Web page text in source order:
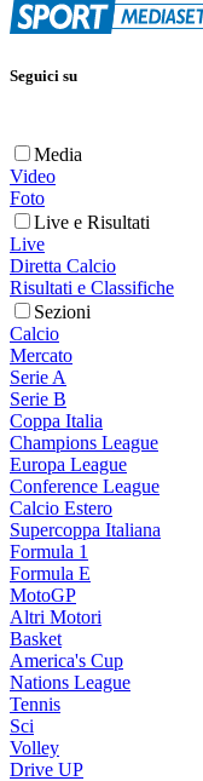
Seguici su
Media
Video
Foto
Live e Risultati
Live
Diretta Calcio
Risultati e Classifiche
Sezioni
Calcio
Mercato
Serie A
Serie B
Coppa Italia
Champions League
Europa League
Conference League
Calcio Estero
Supercoppa Italiana
Formula 1
Formula E
MotoGP
Altri Motori
Basket
America's Cup
Nations League
Tennis
Sci
Volley
Drive UP